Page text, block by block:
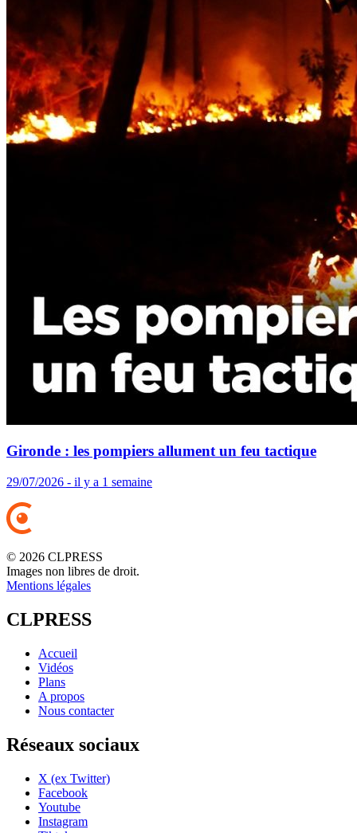
Gironde : les pompiers allument un feu tactique
29/07/2026 - il y a 1 semaine
© 2026 CLPRESS
Images non libres de droit.
Mentions légales
CLPRESS
Accueil
Vidéos
Plans
A propos
Nous contacter
Réseaux sociaux
X (ex Twitter)
Facebook
Youtube
Instagram